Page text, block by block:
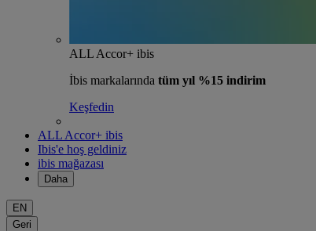
ALL Accor+ ibis
İbis markalarında tüm yıl %15 indirim
Keşfedin
ALL Accor+ ibis
Ibis'e hoş geldiniz
ibis mağazası
Daha
EN
Geri